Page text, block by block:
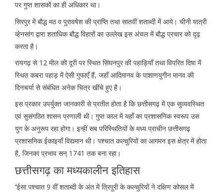
पर गुप्त शासकों का ही अधिकार था।
सिरपुर में बौद्ध मठ व पुरावषेश की प्राप्ति तथा सातवीं शताब्दी में आये। चीनी यात्री
व्हेनसांग द्वारा शताधिक बौद्ध विहारों का उल्लेख इस अंचल में बौद्ध प्रचार को दृढ़
करता है।
रायगढ़ से 12 मील की दूरी पर स्थित सिंघनपुर की पहाड़ियाँ तथा विपरित दिषा में
स्थित कबरा पहाड़ में ऐसी गुफाएँ हैं, जहाँ आदिमानव के पाशाणयुगीन मानव की
दिनचर्या से संबंधित अनेक चित्र खींचे हुए है।
इस प्रकार उपर्युक्त जानकारी से प्रतीत होता है कि छत्तीसगढ़ में एक सुव्यवस्थित
एवं सुसंगठित शासन प्रणाली थी। गुप्त काल में यहाँ का प्रशासनिक स्वरूप उस
युग के अनुरूप रहा होगा। इन्हीं सब परिस्थितियों के मध्य प्राचीन छत्तीसगढ़
प्रशासनिक ईकाइयाँ विद्यमान थी। पश्चात कल्चुरियों का आगमन इस क्षेत्र में होता
है, जिनका प्रभाव सन् 1741 तक बना रहा।
छत्तीसगढ़ का मध्यकालीन इतिहास
‘‘ईसा पश्चात 9 वीं शताब्दी के अंत में त्रिपुरी के कल्चुरियों ने दक्षिण कोसल में